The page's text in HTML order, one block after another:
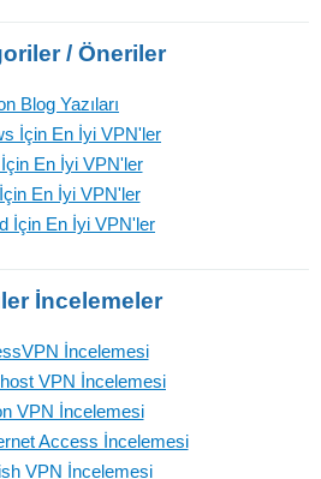
/ Öneriler
Blog Yazıları
İçin En İyi VPN'ler
En İyi VPN'ler
En İyi VPN'ler
İçin En İyi VPN'ler
İncelemeler
İncelemesi
VPN İncelemesi
VPN İncelemesi
Access İncelemesi
VPN İncelemesi